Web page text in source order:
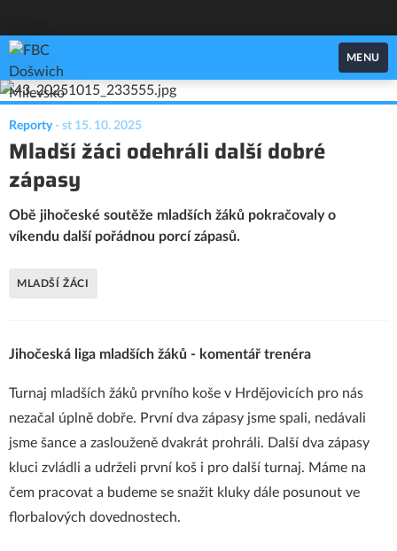
FBC Došwich Milevsko
MENU
Reporty - st 15. 10. 2025
Mladší žáci odehráli další dobré
zápasy
Obě jihočeské soutěže mladších žáků pokračovaly o
víkendu další pořádnou porcí zápasů.
MLADŠÍ ŽÁCI
Jihočeská liga mladších žáků - komentář trenéra
Turnaj mladších žáků prvního koše v Hrdějovicích pro nás
nezačal úplně dobře. První dva zápasy jsme spali, nedávali
jsme šance a zaslouženě dvakrát prohráli. Další dva zápasy
kluci zvládli a udrželi první koš i pro další turnaj. Máme na
čem pracovat a budeme se snažit kluky dále posunout ve
florbalových dovednostech.